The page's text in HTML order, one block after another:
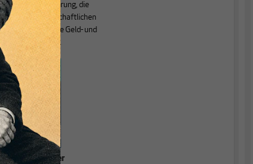
sind die Globalisierung, die
Theorie der wirtschaftlichen
Entwicklung sowie Geld- und
Währungstheorie.
Grundlagen einer